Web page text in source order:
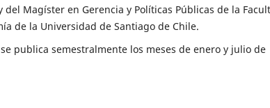
del Magíster en Gerencia y Políticas Públicas de la
de la Universidad de Santiago de Chile.
publica semestralmente los meses de enero y julio de